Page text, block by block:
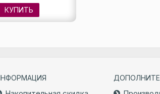
КУПИТЬ